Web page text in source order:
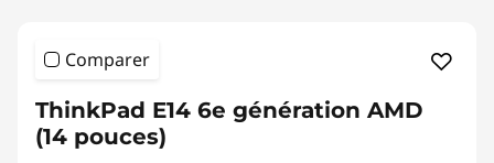
Comparer
ThinkPad E14 6e génération AMD
(14 pouces)